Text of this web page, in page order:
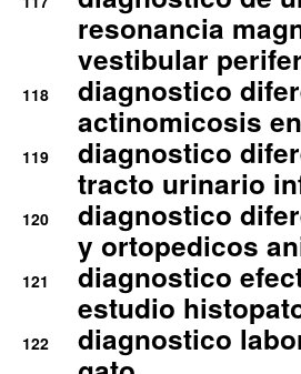
resonancia
vestibular
118
diagnostico
actinomicosis
119
diagnostico
tracto urinario
120
diagnostico
y ortopedicos
121
diagnostico
estudio
122
diagnostico